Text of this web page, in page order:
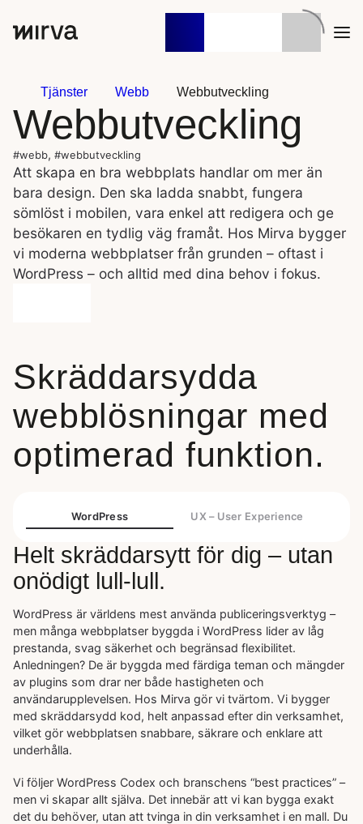
När automatisk komplettering av
Tjänster Webb Webbutveckling
Webbutveckling
#webb, #webbutveckling
Att skapa en bra webbplats handlar om mer än
bara design. Den ska ladda snabbt, fungera
sömlöst i mobilen, vara enkel att redigera och ge
besökaren en tydlig väg framåt. Hos Mirva bygger
vi moderna webbplatser från grunden – oftast i
WordPress – och alltid med dina behov i fokus.
Skräddarsydda
webblösningar med
optimerad funktion.
WordPress UX – User Experience
Helt skräddarsytt för dig – utan
onödigt lull-lull.
WordPress är världens mest använda publiceringsverktyg –
men många webbplatser byggda i WordPress lider av låg
prestanda, svag säkerhet och begränsad flexibilitet.
Anledningen? De är byggda med färdiga teman och mängder
av plugins som drar ner både hastigheten och
användarupplevelsen. Hos Mirva gör vi tvärtom. Vi bygger
med skräddarsydd kod, helt anpassad efter din verksamhet,
vilket gör webbplatsen snabbare, säkrare och enklare att
underhålla.
Vi följer WordPress Codex och branschens “best practices” –
men vi skapar allt själva. Det innebär att vi kan bygga exakt
det du behöver, utan att tvinga in din verksamhet i en mall. Du